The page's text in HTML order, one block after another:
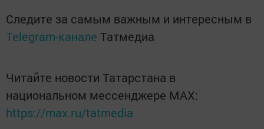
Следите за самым важным и интересным в
Telegram-канале Татмедиа
Читайте новости Татарстана в
национальном мессенджере MАХ:
https://max.ru/tatmedia